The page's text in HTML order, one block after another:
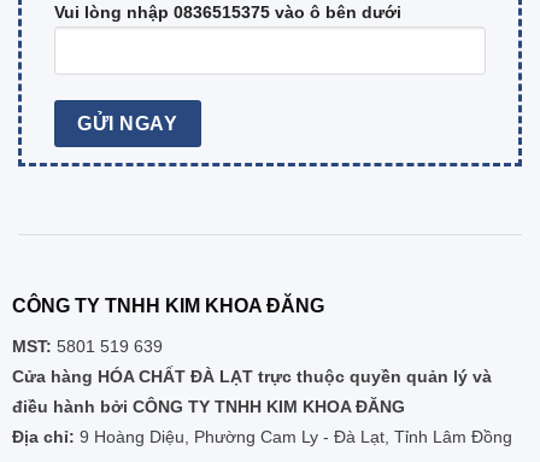
Vui lòng nhập 0836515375 vào ô bên dưới
CÔNG TY TNHH KIM KHOA ĐĂNG
MST: 5801 519 639
Cửa hàng HÓA CHẤT ĐÀ LẠT trực thuộc quyền quản lý và
điều hành bởi CÔNG TY TNHH KIM KHOA ĐĂNG
Địa chỉ: 9 Hoàng Diệu, Phường Cam Ly - Đà Lạt, Tỉnh Lâm Đồng